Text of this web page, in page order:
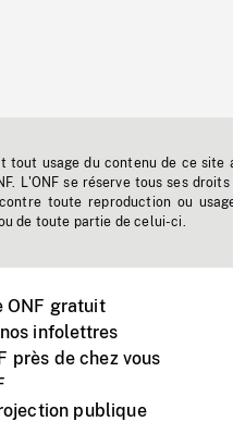
tout usage du contenu de ce
L'ONF se réserve tous ses
toute reproduction ou
de toute partie de celui-ci.
ONF gratuit
infolettres
près de chez vous
publique